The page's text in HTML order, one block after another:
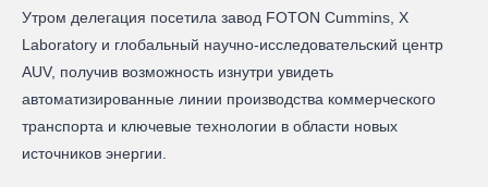
Утром делегация посетила завод FOTON Cummins, X
Laboratory и глобальный научно-исследовательский центр
AUV, получив возможность изнутри увидеть
автоматизированные линии производства коммерческого
транспорта и ключевые технологии в области новых
источников энергии.